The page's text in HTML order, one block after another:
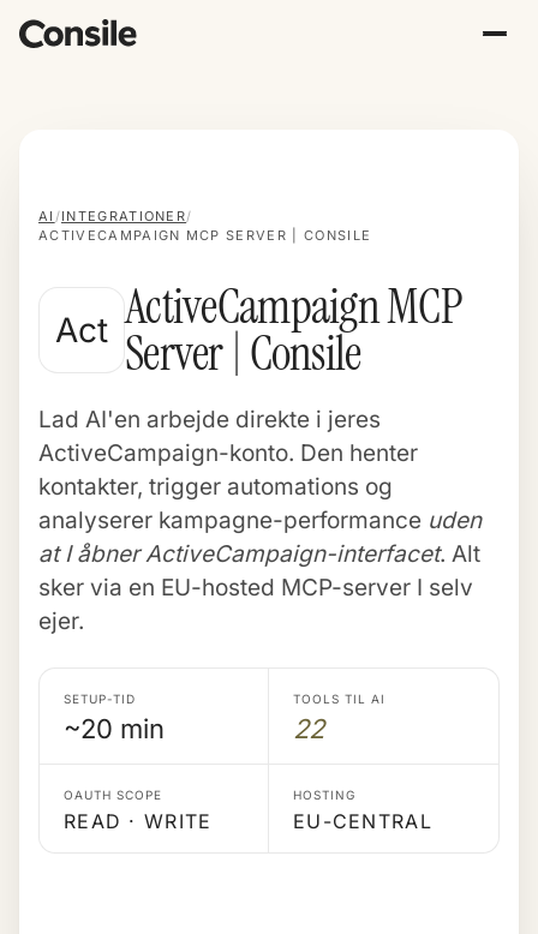
AI /INTEGRATIONER/
ACTIVECAMPAIGN MCP SERVER | CONSILE
Act ActiveCampaign MCP
Server | Consile
Lad AI'en arbejde direkte i jeres
ActiveCampaign-konto. Den henter
kontakter, trigger automations og
analyserer kampagne-performance uden
at I åbner ActiveCampaign-interfacet. Alt
sker via en EU-hosted MCP-server I selv
ejer.
SETUP-TID
~20 min
TOOLS TIL AI
22
OAUTH SCOPE
READ · WRITE
HOSTING
EU-CENTRAL